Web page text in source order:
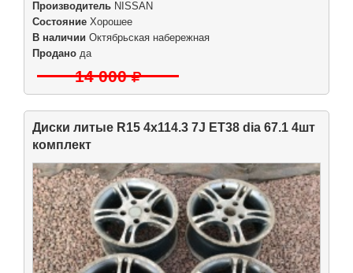
Производитель NISSAN
Состояние Хорошее
В наличии Октябрьская набережная
Продано да
14 000
Диски литые R15 4x114.3 7J ET38 dia 67.1 4шт
комплект